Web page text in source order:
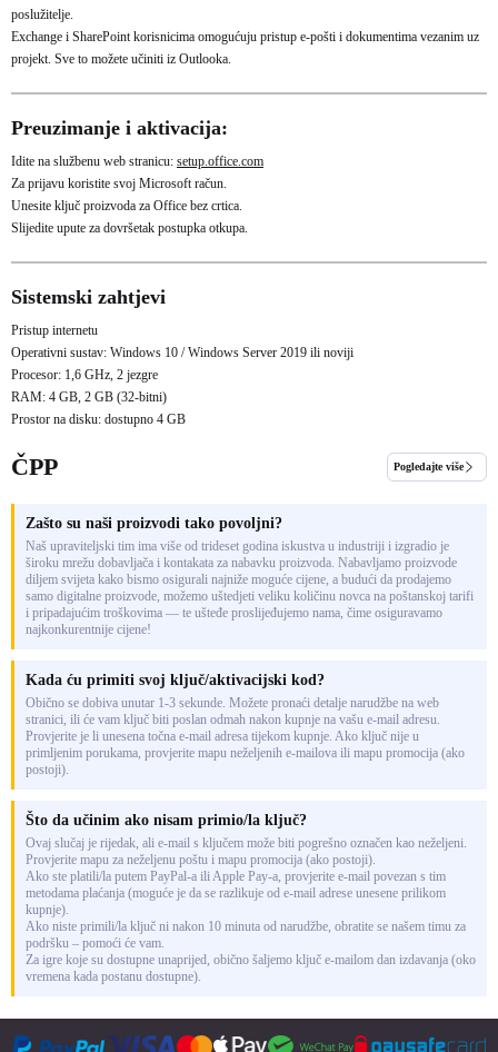
poslužitelje.
Exchange i SharePoint korisnicima omogućuju pristup e-pošti i dokumentima vezanim uz
projekt. Sve to možete učiniti iz Outlooka.
Preuzimanje i aktivacija:
Idite na službenu web stranicu: setup.office.com
Za prijavu koristite svoj Microsoft račun.
Unesite ključ proizvoda za Office bez crtica.
Slijedite upute za dovršetak postupka otkupa.
Sistemski zahtjevi
Pristup internetu
Operativni sustav: Windows 10 / Windows Server 2019 ili noviji
Procesor: 1,6 GHz, 2 jezgre
RAM: 4 GB, 2 GB (32-bitni)
Prostor na disku: dostupno 4 GB
ČPP Pogledajte više
Zašto su naši proizvodi tako povoljni?
Naš upraviteljski tim ima više od trideset godina iskustva u industriji i izgradio je
široku mrežu dobavljača i kontakata za nabavku proizvoda. Nabavljamo proizvode
diljem svijeta kako bismo osigurali najniže moguće cijene, a budući da prodajemo
samo digitalne proizvode, možemo uštedjeti veliku količinu novca na poštanskoj tarifi
i pripadajućim troškovima — te ušteđe proslijeđujemo nama, čime osiguravamo
najkonkurentnije cijene!
Kada ću primiti svoj ključ/aktivacijski kod?
Obično se dobiva unutar 1-3 sekunde. Možete pronaći detalje narudžbe na web
stranici, ili će vam ključ biti poslan odmah nakon kupnje na vašu e-mail adresu.
Provjerite je li unesena točna e-mail adresa tijekom kupnje. Ako ključ nije u
primljenim porukama, provjerite mapu neželjenih e-mailova ili mapu promocija (ako
postoji).
Što da učinim ako nisam primio/la ključ?
Ovaj slučaj je rijedak, ali e-mail s ključem može biti pogrešno označen kao neželjeni.
Provjerite mapu za neželjenu poštu i mapu promocija (ako postoji).
Ako ste platili/la putem PayPal-a ili Apple Pay-a, provjerite e-mail povezan s tim
metodama plaćanja (moguće je da se razlikuje od e-mail adrese unesene prilikom
kupnje).
Ako niste primili/la ključ ni nakon 10 minuta od narudžbe, obratite se našem timu za
podršku – pomoći će vam.
Za igre koje su dostupne unaprijed, obično šaljemo ključ e-mailom dan izdavanja (oko
vremena kada postanu dostupne).